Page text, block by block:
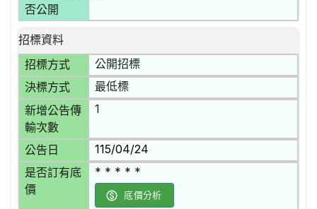
否公開
招標資料
招標方式
公開招標
決標方式 最低標
新增公告傳
輸次數
1
公告日 115/04/24
是否訂有底
價
* * * * *
底價分析